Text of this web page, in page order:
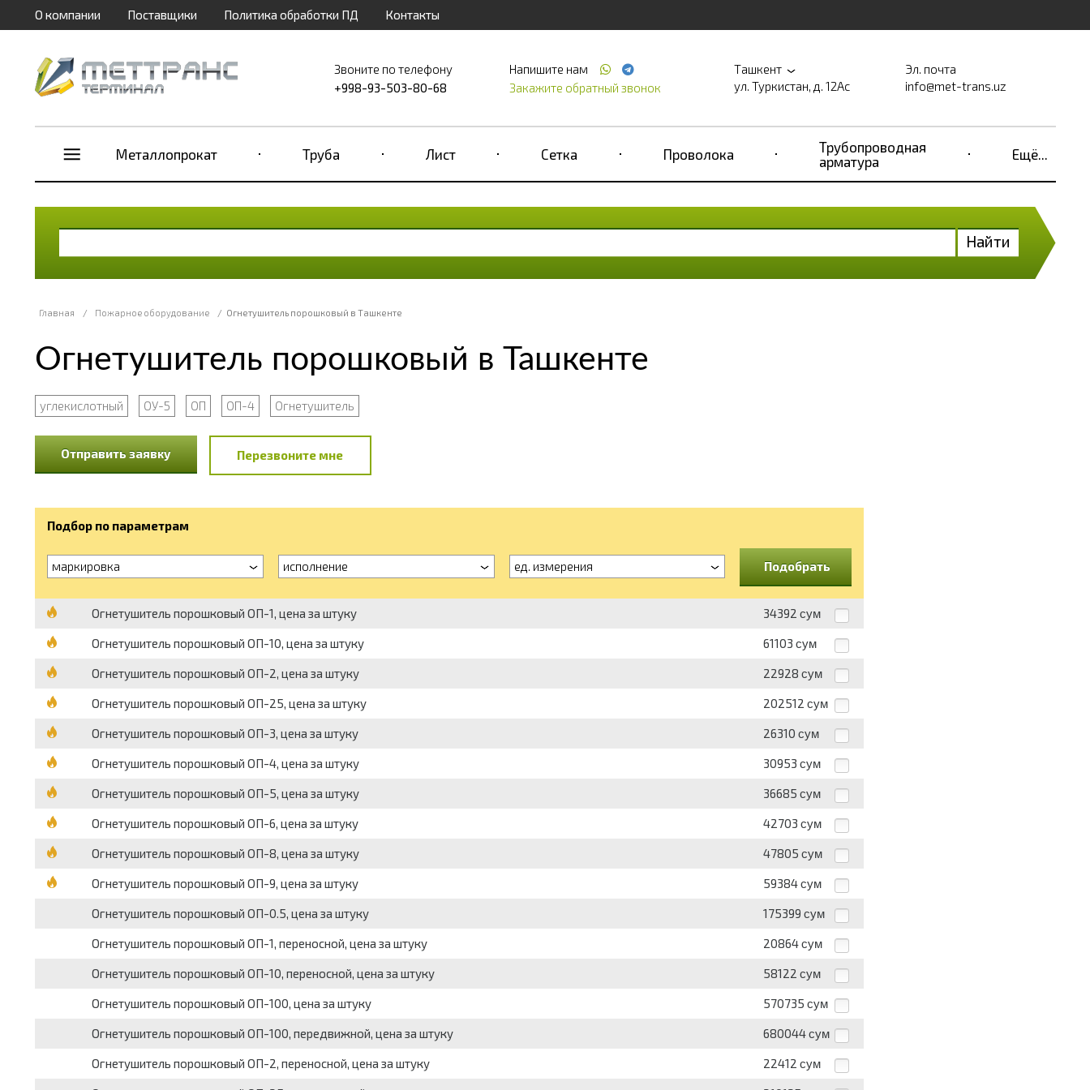
О компании Поставщики Политика обработки ПД Контакты
Звоните по телефону
+998-93-503-80-68
Напишите нам
Закажите обратный звонок
Ташкент
ул. Туркистан, д. 12Ас
Эл. почта
info@met-trans.uz
Металлопрокат Труба Лист Сетка Проволока
Трубопроводная
арматура
Ещё...
Найти
Главная / Пожарное оборудование / Огнетушитель порошковый в Ташкенте
Огнетушитель порошковый в Ташкенте
углекислотный ОУ-5 ОП ОП-4 Огнетушитель
Отправить заявку Перезвоните мне
Подбор по параметрам
маркировка исполнение ед. измерения Подобрать
Огнетушитель порошковый ОП-1, цена за штуку 34392 сум
Огнетушитель порошковый ОП-10, цена за штуку 61103 сум
Огнетушитель порошковый ОП-2, цена за штуку 22928 сум
Огнетушитель порошковый ОП-25, цена за штуку 202512 сум
Огнетушитель порошковый ОП-3, цена за штуку 26310 сум
Огнетушитель порошковый ОП-4, цена за штуку 30953 сум
Огнетушитель порошковый ОП-5, цена за штуку 36685 сум
Огнетушитель порошковый ОП-6, цена за штуку 42703 сум
Огнетушитель порошковый ОП-8, цена за штуку 47805 сум
Огнетушитель порошковый ОП-9, цена за штуку 59384 сум
Огнетушитель порошковый ОП-0.5, цена за штуку 175399 сум
Огнетушитель порошковый ОП-1, переносной, цена за штуку 20864 сум
Огнетушитель порошковый ОП-10, переносной, цена за штуку 58122 сум
Огнетушитель порошковый ОП-100, цена за штуку 570735 сум
Огнетушитель порошковый ОП-100, передвижной, цена за штуку 680044 сум
Огнетушитель порошковый ОП-2, переносной, цена за штуку 22412 сум